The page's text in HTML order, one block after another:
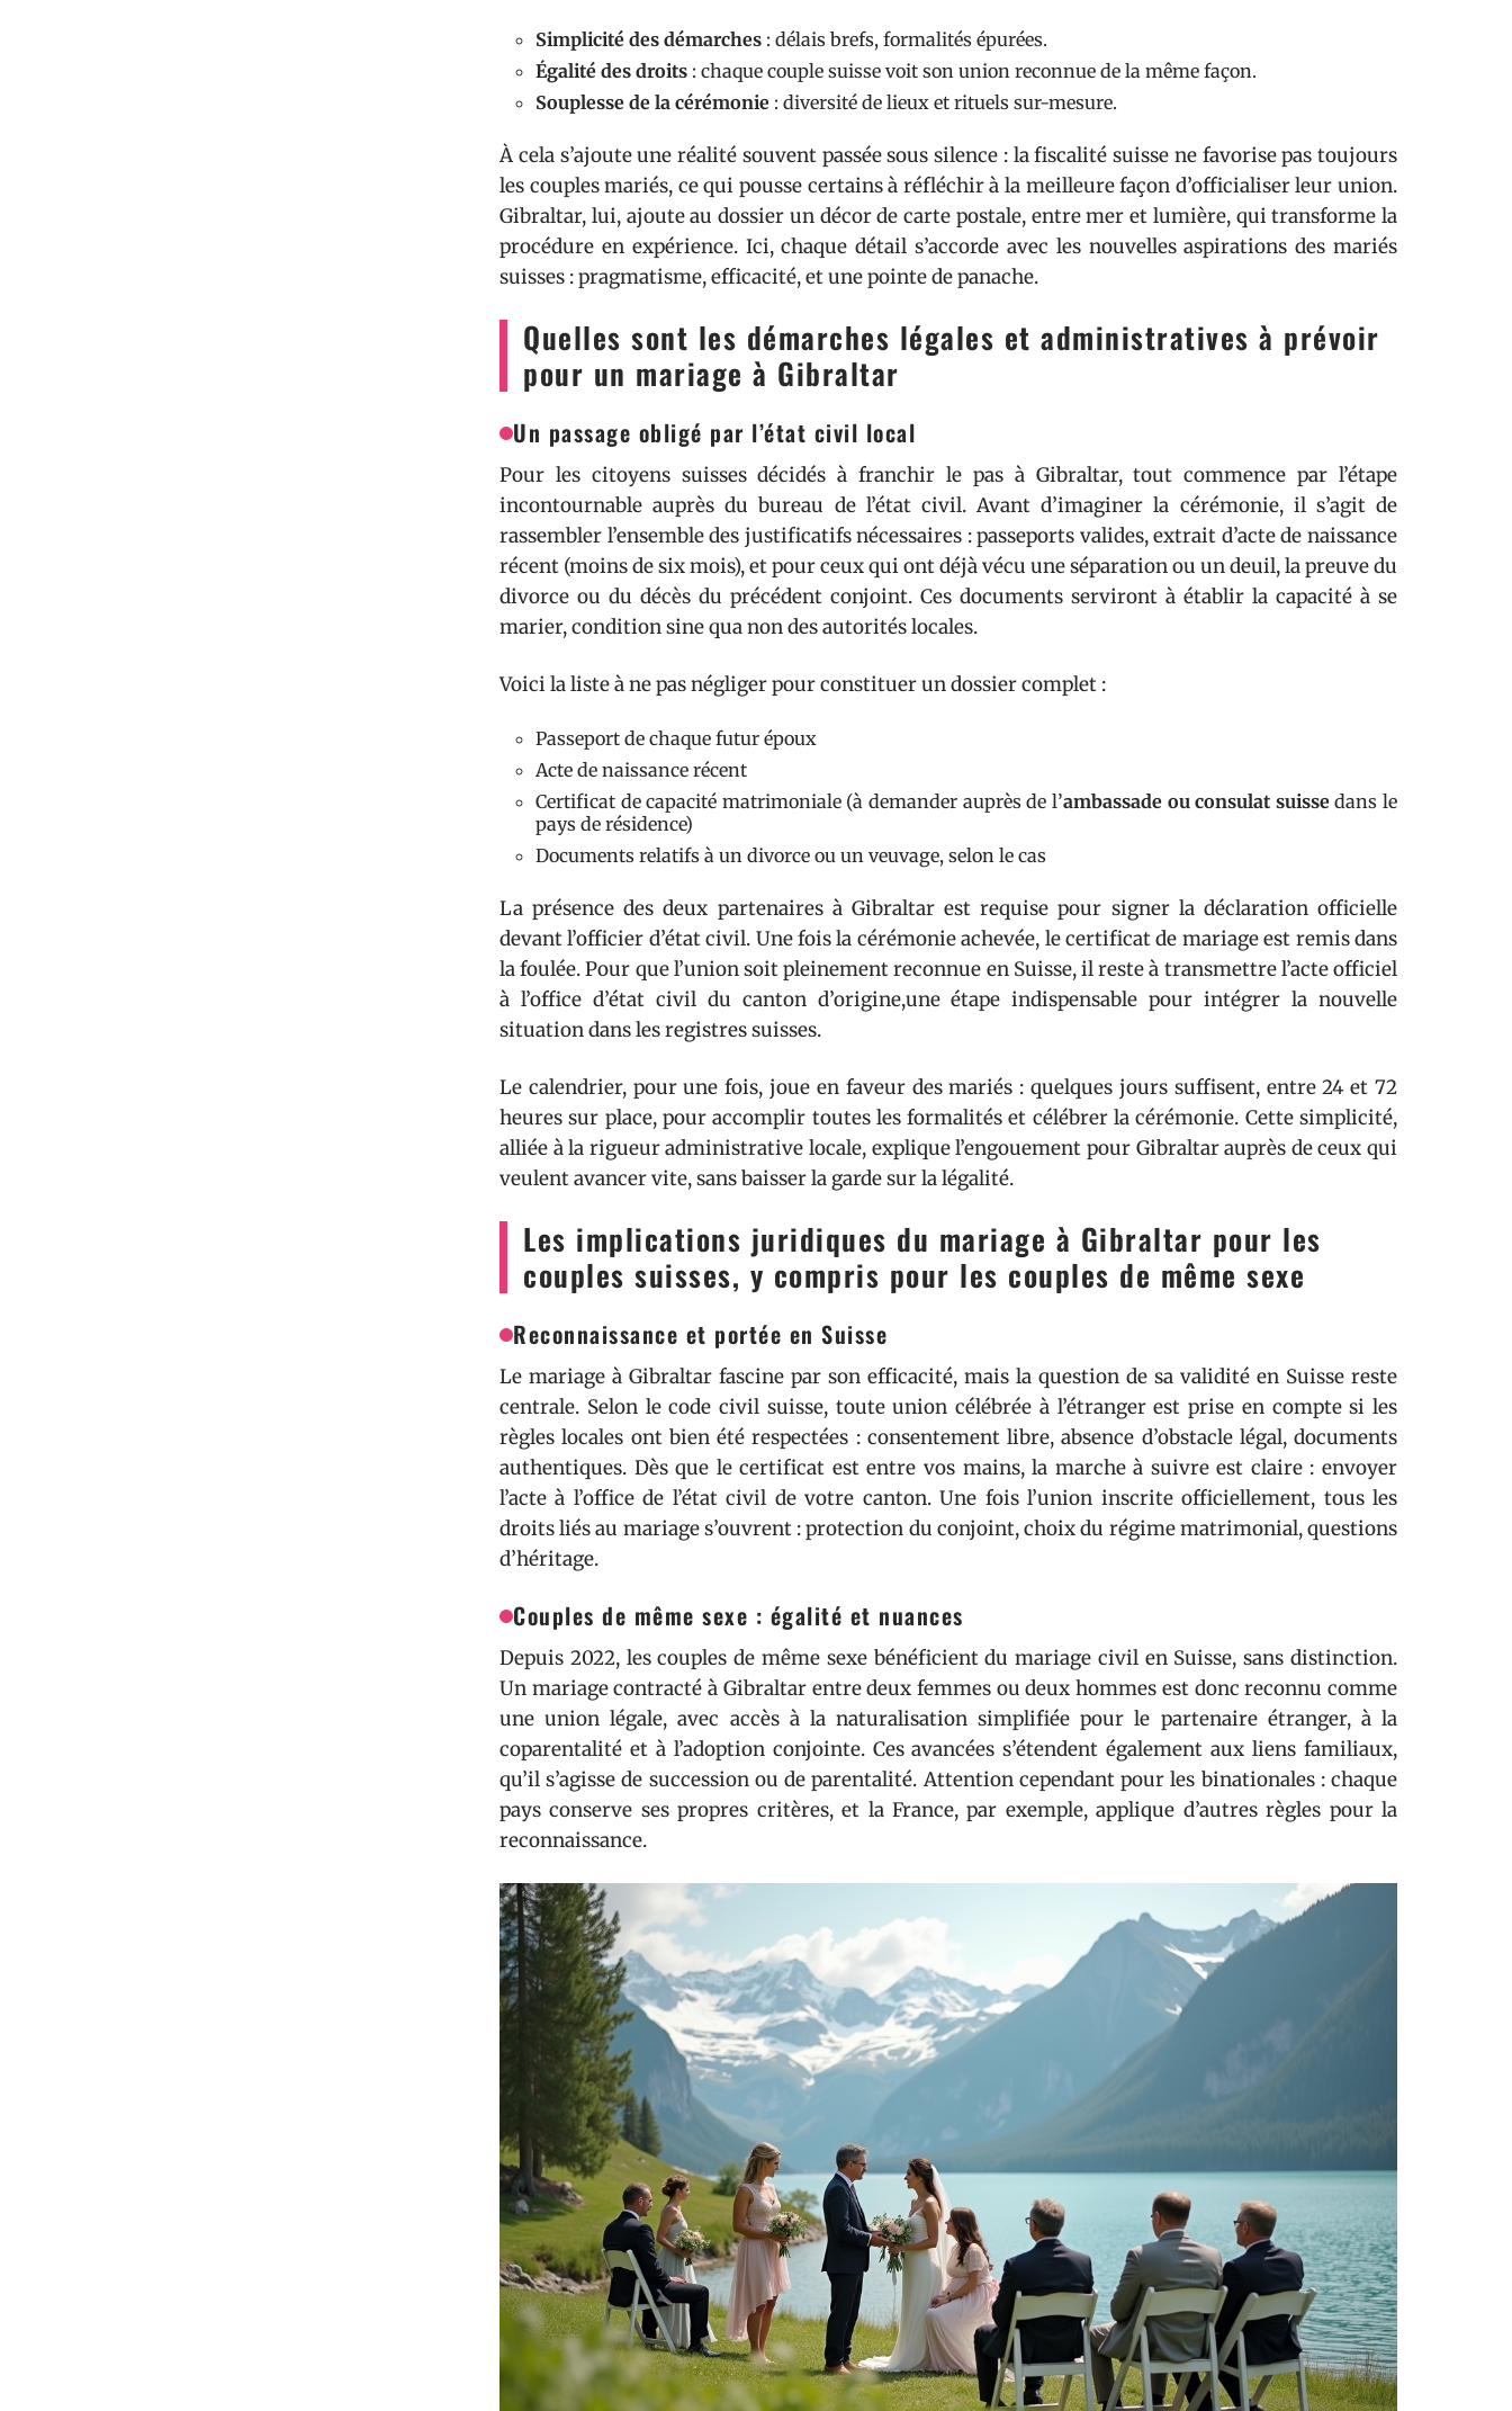
Simplicité des démarches : délais brefs, formalités épurées.
Égalité des droits : chaque couple suisse voit son union reconnue de la même façon.
Souplesse de la cérémonie : diversité de lieux et rituels sur-mesure.
À cela s’ajoute une réalité souvent passée sous silence : la fiscalité suisse ne favorise pas toujours
les couples mariés, ce qui pousse certains à réfléchir à la meilleure façon d’officialiser leur union.
Gibraltar, lui, ajoute au dossier un décor de carte postale, entre mer et lumière, qui transforme la
procédure en expérience. Ici, chaque détail s’accorde avec les nouvelles aspirations des mariés
suisses : pragmatisme, efficacité, et une pointe de panache.
Quelles sont les démarches légales et administratives à prévoir
pour un mariage à Gibraltar
Un passage obligé par l’état civil local
Pour les citoyens suisses décidés à franchir le pas à Gibraltar, tout commence par l’étape
incontournable auprès du bureau de l’état civil. Avant d’imaginer la cérémonie, il s’agit de
rassembler l’ensemble des justificatifs nécessaires : passeports valides, extrait d’acte de naissance
récent (moins de six mois), et pour ceux qui ont déjà vécu une séparation ou un deuil, la preuve du
divorce ou du décès du précédent conjoint. Ces documents serviront à établir la capacité à se
marier, condition sine qua non des autorités locales.
Voici la liste à ne pas négliger pour constituer un dossier complet :
Passeport de chaque futur époux
Acte de naissance récent
Certificat de capacité matrimoniale (à demander auprès de l’ambassade ou consulat suissedans le
pays de résidence)
Documents relatifs à un divorce ou un veuvage, selon le cas
La présence des deux partenaires à Gibraltar est requise pour signer la déclaration officielle
devant l’officier d’état civil. Une fois la cérémonie achevée, le certificat de mariage est remis dans
la foulée. Pour que l’union soit pleinement reconnue en Suisse, il reste à transmettre l’acte officiel
à l’office d’état civil du canton d’origine,une étape indispensable pour intégrer la nouvelle
situation dans les registres suisses.
Le calendrier, pour une fois, joue en faveur des mariés : quelques jours suffisent, entre 24 et 72
heures sur place, pour accomplir toutes les formalités et célébrer la cérémonie. Cette simplicité,
alliée à la rigueur administrative locale, explique l’engouement pour Gibraltar auprès de ceux qui
veulent avancer vite, sans baisser la garde sur la légalité.
Les implications juridiques du mariage à Gibraltar pour les
couples suisses, y compris pour les couples de même sexe
Reconnaissance et portée en Suisse
Le mariage à Gibraltar fascine par son efficacité, mais la question de sa validité en Suisse reste
centrale. Selon le code civil suisse, toute union célébrée à l’étranger est prise en compte si les
règles locales ont bien été respectées : consentement libre, absence d’obstacle légal, documents
authentiques. Dès que le certificat est entre vos mains, la marche à suivre est claire : envoyer
l’acte à l’office de l’état civil de votre canton. Une fois l’union inscrite officiellement, tous les
droits liés au mariage s’ouvrent : protection du conjoint, choix du régime matrimonial, questions
d’héritage.
Couples de même sexe : égalité et nuances
Depuis 2022, les couples de même sexe bénéficient du mariage civil en Suisse, sans distinction.
Un mariage contracté à Gibraltar entre deux femmes ou deux hommes est donc reconnu comme
une union légale, avec accès à la naturalisation simplifiée pour le partenaire étranger, à la
coparentalité et à l’adoption conjointe. Ces avancées s’étendent également aux liens familiaux,
qu’il s’agisse de succession ou de parentalité. Attention cependant pour les binationales : chaque
pays conserve ses propres critères, et la France, par exemple, applique d’autres règles pour la
reconnaissance.